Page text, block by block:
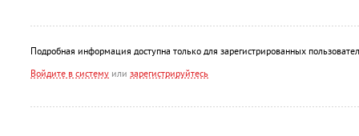
Подробная информация доступна только для зарегистрированных
Войдите в систему или зарегистрируйтесь